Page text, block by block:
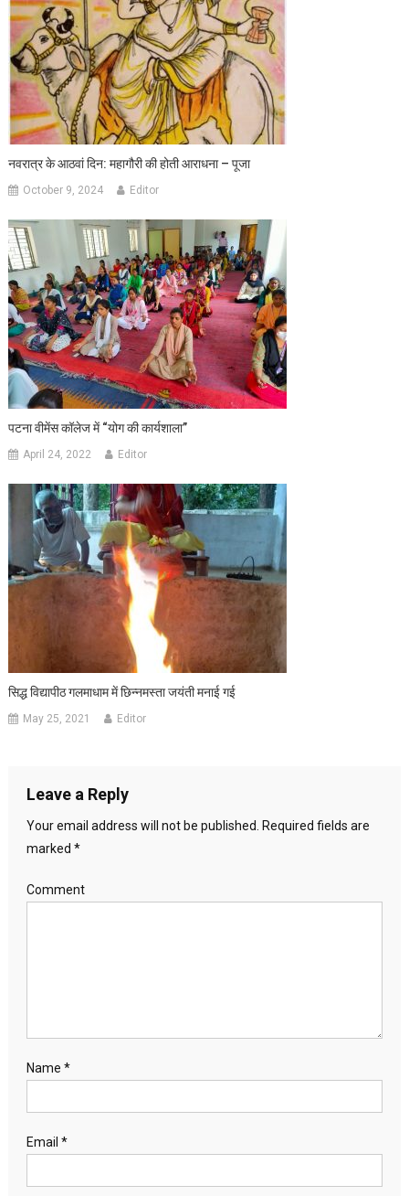
नवरात्र के आठवां दिन: महागौरी की होती आराधना – पूजा
October 9, 2024 Editor
पटना वीमेंस कॉलेज में “योग की कार्यशाला”
April 24, 2022 Editor
सिद्ध विद्यापीठ गलमाधाम में छिन्नमस्ता जयंती मनाई गई
May 25, 2021 Editor
Leave a Reply
Your email address will not be published.
Required fields are
marked *
Comment
Name *
Email *